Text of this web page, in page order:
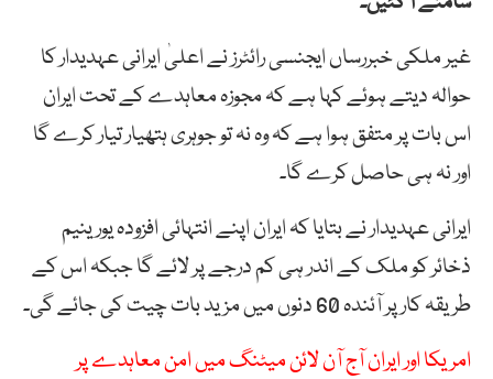
غیر ملکی خبررساں ایجنسی رائٹرز نے اعلیٰ ایرانی عہدیدار کا
حوالہ دیتے ہوئے کہا ہے کہ مجوزہ معاہدے کے تحت ایران
اس بات پر متفق ہوا ہے کہ وہ نہ تو جوہری ہتھیار تیار کرے گا
اور نہ ہی حاصل کرے گا۔
ایرانی عہدیدار نے بتایا کہ ایران اپنے انتہائی افزودہ یورینیم
ذخائر کو ملک کے اندر ہی کم درجے پر لائے گا جبکہ اس کے
طریقہ کار پر آئندہ 60 دنوں میں مزید بات چیت کی جائے گی۔
امریکا اور ایران آج آن لائن میٹنگ میں امن معاہدے پر